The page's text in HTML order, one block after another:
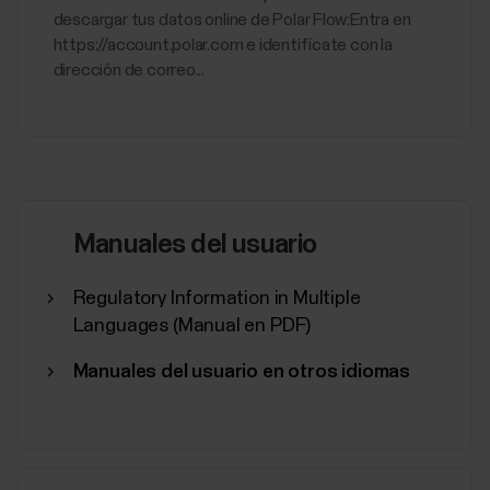
descargar tus datos online de Polar Flow:Entra en
https://account.polar.com e identifícate con la
dirección de correo...
Manuales del usuario
Regulatory Information in Multiple
Languages (Manual en PDF)
Manuales del usuario en otros idiomas